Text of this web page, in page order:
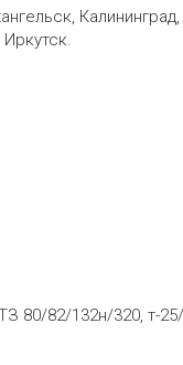
80/82/132н/320, т-25/